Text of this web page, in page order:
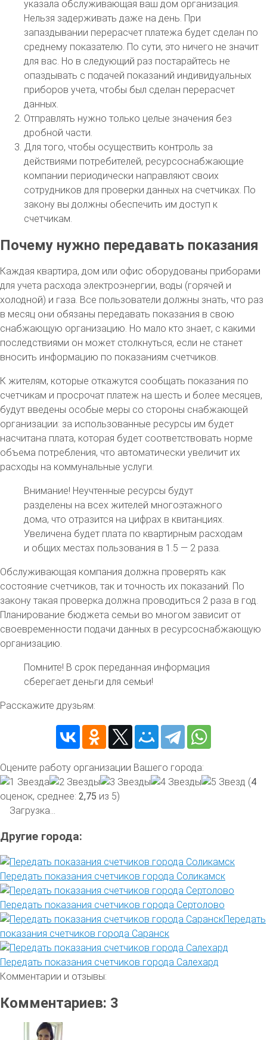
указала обслуживающая ваш дом организация.
Нельзя задерживать даже на день. При
запаздывании перерасчет платежа будет сделан по
среднему показателю. По сути, это ничего не значит
для вас. Но в следующий раз постарайтесь не
опаздывать с подачей показаний индивидуальных
приборов учета, чтобы был сделан перерасчет
данных.
Отправлять нужно только целые значения без
дробной части.
Для того, чтобы осуществить контроль за
действиями потребителей, ресурсоснабжающие
компании периодически направляют своих
сотрудников для проверки данных на счетчиках. По
закону вы должны обеспечить им доступ к
счетчикам.
Почему нужно передавать показания
Каждая квартира, дом или офис оборудованы приборами
для учета расхода электроэнергии, воды (горячей и
холодной) и газа. Все пользователи должны знать, что раз
в месяц они обязаны передавать показания в свою
снабжающую организацию. Но мало кто знает, с какими
последствиями он может столкнуться, если не станет
вносить информацию по показаниям счетчиков.
К жителям, которые откажутся сообщать показания по
счетчикам и просрочат платеж на шесть и более месяцев,
будут введены особые меры со стороны снабжающей
организации: за использованные ресурсы им будет
насчитана плата, которая будет соответствовать норме
объема потребления, что автоматически увеличит их
расходы на коммунальные услуги.
Внимание! Неучтенные ресурсы будут
разделены на всех жителей многоэтажного
дома, что отразится на цифрах в квитанциях.
Увеличена будет плата по квартирным расходам
и общих местах пользования в 1.5 — 2 раза.
Обслуживающая компания должна проверять как
состояние счетчиков, так и точность их показаний. По
закону такая проверка должна проводиться 2 раза в год.
Планирование бюджета семьи во многом зависит от
своевременности подачи данных в ресурсоснабжающую
организацию.
Помните! В срок переданная информация
сберегает деньги для семьи!
Расскажите друзьям:
Оцените работу организации Вашего города:
(4
оценок, среднее: 2,75 из 5)
Загрузка...
Другие города:
Передать показания счетчиков города Соликамск
Передать показания счетчиков города Сертолово
Передать
показания счетчиков города Саранск
Передать показания счетчиков города Салехард
Комментарии и отзывы:
Комментариев: 3